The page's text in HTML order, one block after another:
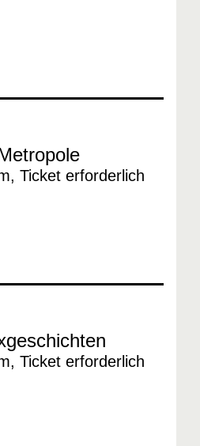
Ticket erforderlich
Ticket erforderlich